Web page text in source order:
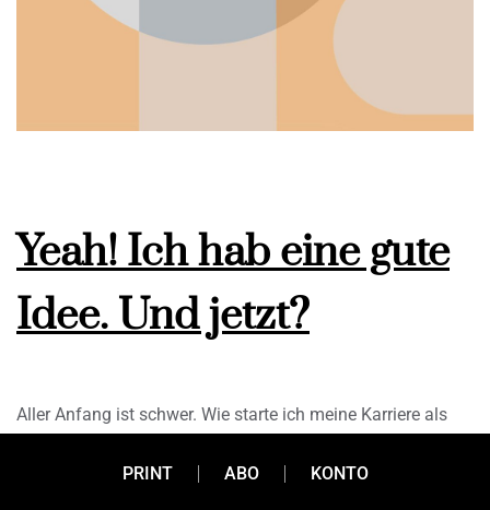
Yeah! Ich hab eine gute
Idee. Und jetzt?
Aller Anfang ist schwer. Wie starte ich meine Karriere als
Anlaufstellen und Tipps im Überblick. Gründer müssen
PRINT ABO KONTO